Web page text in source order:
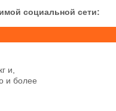
социальной сети:
и,
и более